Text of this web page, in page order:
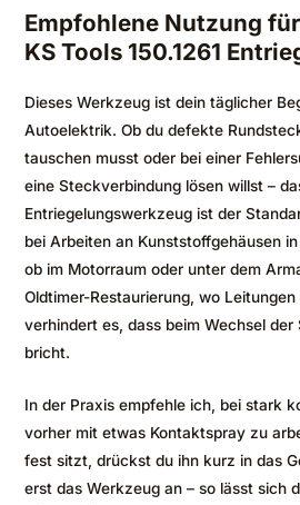
Empfohlene Nutzung
KS Tools 150.1261
Dieses Werkzeug ist dein täglicher
Autoelektrik. Ob du defekte
tauschen musst oder bei einer
eine Steckverbindung lösen willst –
Entriegelungswerkzeug ist der
bei Arbeiten an Kunststoffgehäusen
ob im Motorraum oder unter dem
Oldtimer-Restaurierung, wo Leitungen
verhindert es, dass beim Wechsel der
bricht.
In der Praxis empfehle ich, bei stark
vorher mit etwas Kontaktspray zu
fest sitzt, drückst du ihn kurz in das
erst das Werkzeug an – so lässt sich